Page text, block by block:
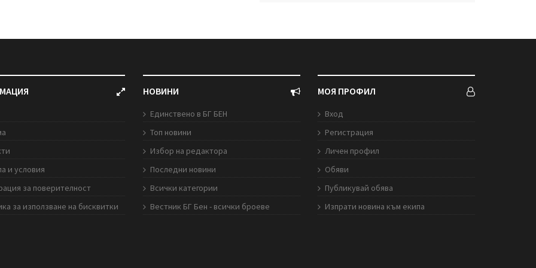
и условия
за поверителност
за използване на бисквитки
НОВИНИ
Единствено в БГ БЕН
Топ новини
Избор на редактора
Последни новини
Всички категории
Вестник БГ Бен - всички броеве
МОЯ ПРОФИЛ
Вход
Регистрация
Личен профил
Обяви
Публикувай обява
Изпрати новина към екипа